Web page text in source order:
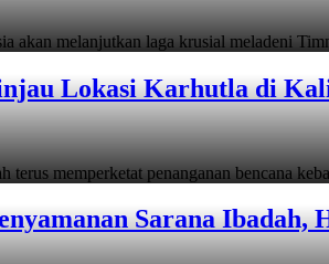
akan melanjutkan laga krusial meladeni
Lokasi Karhutla di
memperketat penanganan bencana
Sarana